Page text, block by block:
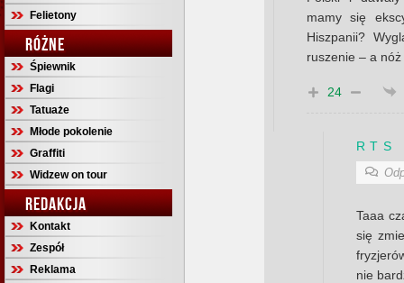
Felietony
RÓŻNE
Śpiewnik
Flagi
Tatuaże
Młode pokolenie
Graffiti
Widzew on tour
REDAKCJA
Kontakt
Zespół
Reklama
mamy się
Hiszpanii?
ruszenie – a
24
R T S
Taaa
się
nie